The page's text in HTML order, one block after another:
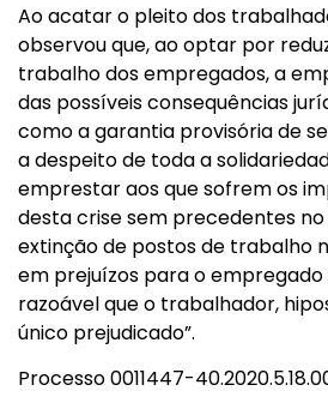
Ao acatar o pleito dos
observou que, ao optar por
trabalho dos empregados, a
das possíveis consequências
como a garantia provisória de
a despeito de toda a
emprestar aos que sofrem os
desta crise sem precedentes
extinção de postos de trabalho
em prejuízos para o empregado
razoável que o trabalhador,
único prejudicado”.
Processo 0011447-